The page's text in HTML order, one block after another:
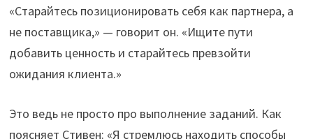
«Старайтесь позиционировать себя как партнера, а
не поставщика,» — говорит он. «Ищите пути
добавить ценность и старайтесь превзойти
ожидания клиента.»
Это ведь не просто про выполнение заданий. Как
поясняет Стивен: «Я стремлюсь находить способы